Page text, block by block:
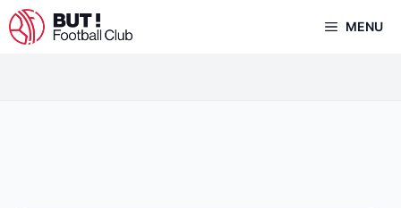
Aller
au
MENU